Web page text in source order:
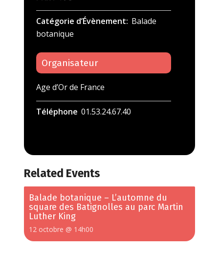
Catégorie d’Évènement: Balade
botanique
Organisateur
Age d’Or de France
Téléphone 01.53.24.67.40
Related Events
Balade botanique – L’automne du
square des Batignolles au parc Martin
Luther King
12 octobre @ 14h00